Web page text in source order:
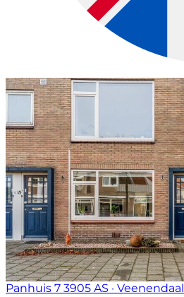
Panhuis 7 3905 AS · Veenendaal